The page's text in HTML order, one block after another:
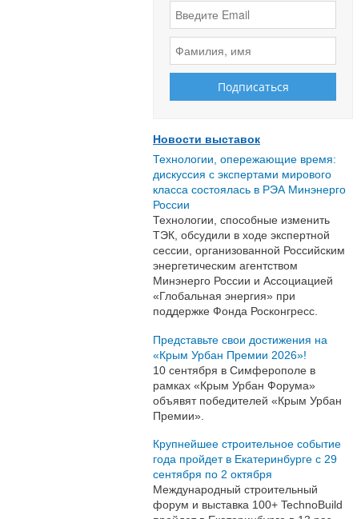
Новости выставок
Технологии, опережающие время:
дискуссия с экспертами мирового
класса состоялась в РЭА Минэнерго
России
Технологии, способные изменить
ТЭК, обсудили в ходе экспертной
сессии, организованной Российским
энергетическим агентством
Минэнерго России и Ассоциацией
«Глобальная энергия» при
поддержке Фонда Росконгресс.
Представьте свои достижения на
«Крым Урбан Премии 2026»!
10 сентября в Симферополе в
рамках «Крым Урбан Форума»
объявят победителей «Крым Урбан
Премии».
Крупнейшее строительное событие
года пройдет в Екатеринбурге с 29
сентября по 2 октября
Международный строительный
форум и выставка 100+ TechnoBuild